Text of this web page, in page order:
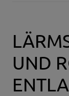
UND